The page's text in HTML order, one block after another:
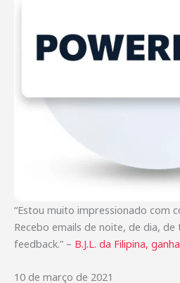
“Estou muito impressionado com
Recebo emails de noite, de dia,
feedback.” – B.J.L. da Filipina,
10 de março de 2021